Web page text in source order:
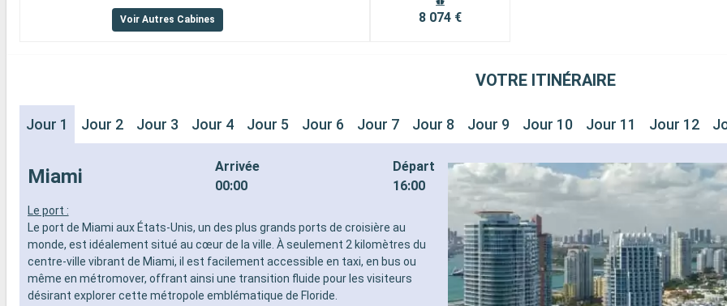
Voir Autres Cabines 8 074 €
VOTRE ITINÉRAIRE
Jour 1 Jour 2 Jour 3 Jour 4 Jour 5 Jour 6 Jour 7 Jour 8 Jour 9 Jour 10 Jour 11 Jour 12
Miami
Arrivée
00:00
Départ
16:00
Le port :
Le port de Miami aux États-Unis, un des plus grands ports de croisière au
monde, est idéalement situé au cœur de la ville. À seulement 2 kilomètres du
centre-ville vibrant de Miami, il est facilement accessible en taxi, en bus ou
même en métromover, offrant ainsi une transition fluide pour les visiteurs
désirant explorer cette métropole emblématique de Floride.